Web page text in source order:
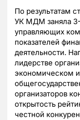
По результатам
УК МДМ заняла
управляющих
показателей
деятельности.
лидерстве
экономическом
организаторов
открытость
честной